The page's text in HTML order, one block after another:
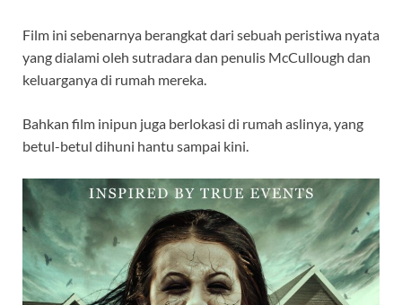
Film ini sebenarnya berangkat dari sebuah peristiwa nyata
yang dialami oleh sutradara dan penulis McCullough dan
keluarganya di rumah mereka.
Bahkan film inipun juga berlokasi di rumah aslinya, yang
betul-betul dihuni hantu sampai kini.